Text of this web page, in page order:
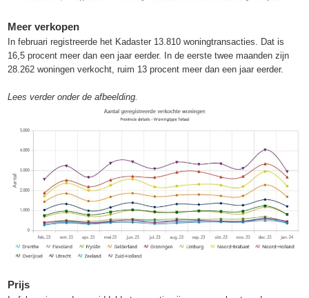
Meer verkopen
In februari registreerde het Kadaster 13.810 woningtransacties. Dat is
16,5 procent meer dan een jaar eerder. In de eerste twee maanden zijn
28.262 woningen verkocht, ruim 13 procent meer dan een jaar eerder.
Lees verder onder de afbeelding.
Prijs